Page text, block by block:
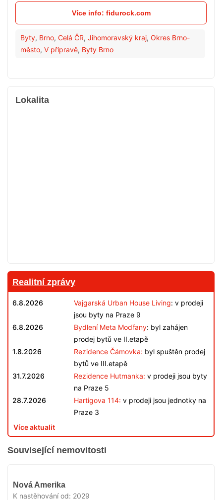
Více info: fidurock.com
Byty, Brno, Celá ČR, Jihomoravský kraj, Okres Brno-
město, V přípravě, Byty Brno
Lokalita
Realitní zprávy
6.8.2026 Vajgarská Urban House Living: v prodeji
jsou byty na Praze 9
6.8.2026
Bydlení Meta Modřany: byl zahájen
prodej bytů ve II.etapě
1.8.2026
Rezidence Čámovka: byl spuštěn prodej
bytů ve III.etapě
31.7.2026
Rezidence Hutmanka: v prodeji jsou byty
na Praze 5
28.7.2026
Hartigova 114: v prodeji jsou jednotky na
Praze 3
Více aktualit
Související nemovitosti
Nová Amerika
K nastěhování od: 2029